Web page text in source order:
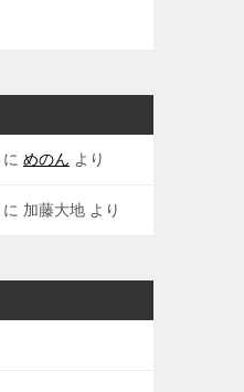
に めのん より
に 加藤大地 より